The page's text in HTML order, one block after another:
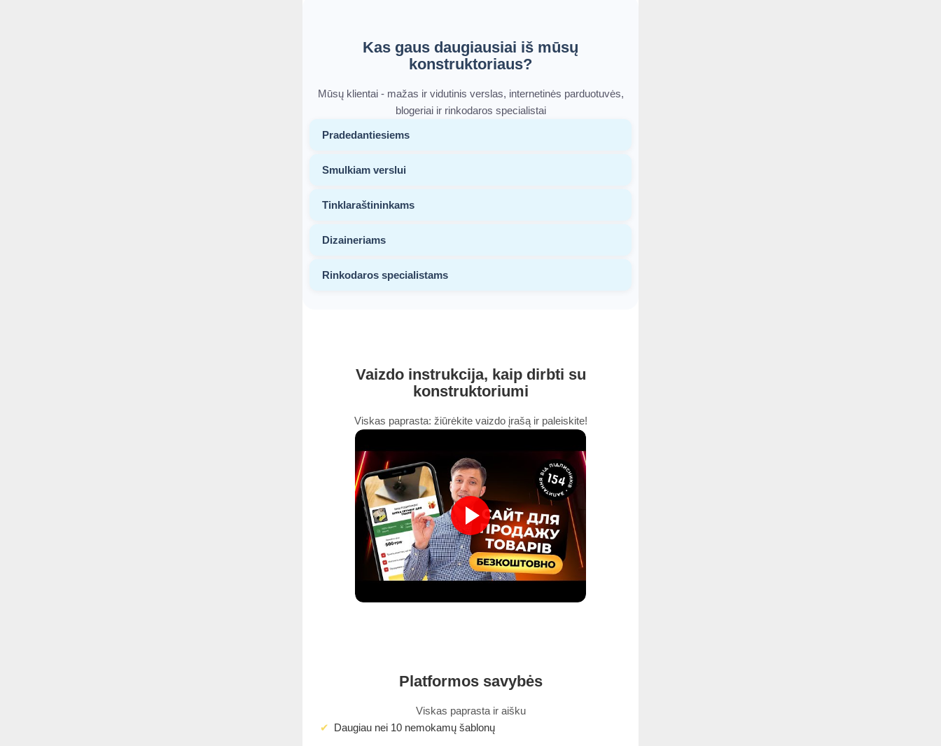
Kas gaus daugiausiai iš mūsų
konstruktoriaus?
Mūsų klientai - mažas ir vidutinis verslas, internetinės parduotuvės,
blogeriai ir rinkodaros specialistai
Pradedantiesiems
Smulkiam verslui
Tinklaraštininkams
Dizaineriams
Rinkodaros specialistams
Vaizdo instrukcija, kaip dirbti su
konstruktoriumi
Viskas paprasta: žiūrėkite vaizdo įrašą ir paleiskite!
Platformos savybės
Viskas paprasta ir aišku
Daugiau nei 10 nemokamų šablonų